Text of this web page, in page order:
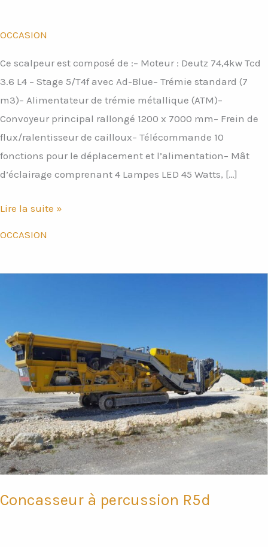
OCCASION
Ce scalpeur est composé de :– Moteur : Deutz 74,4kw Tcd
3.6 L4 – Stage 5/T4f avec Ad-Blue– Trémie standard (7
m3)– Alimentateur de trémie métallique (ATM)–
Convoyeur principal rallongé 1200 x 7000 mm– Frein de
flux/ralentisseur de cailloux– Télécommande 10
fonctions pour le déplacement et l’alimentation– Mât
d’éclairage comprenant 4 Lampes LED 45 Watts, […]
Lire la suite »
OCCASION
Concasseur à percussion R5d
R5d